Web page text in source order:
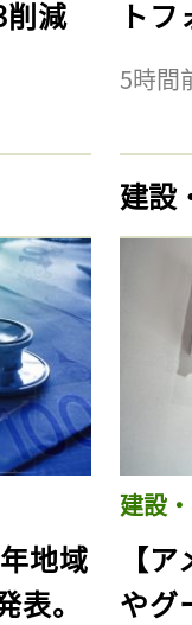
削減
ト
5時間
地域
。
建設
建設
【
やグ